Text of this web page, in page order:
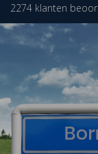
2274 klanten